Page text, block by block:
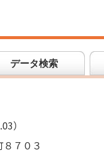
データ検索
）
７０３